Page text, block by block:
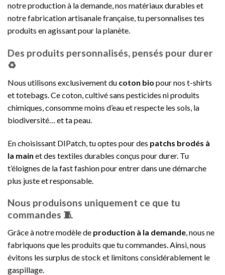
notre production à la demande, nos matériaux durables et
notre fabrication artisanale française, tu personnalises tes
produits en agissant pour la planète.
Des produits personnalisés, pensés pour durer
♻️
Nous utilisons exclusivement du coton bio pour nos t-shirts
et totebags. Ce coton, cultivé sans pesticides ni produits
chimiques, consomme moins d’eau et respecte les sols, la
biodiversité… et ta peau.
En choisissant DIPatch, tu optes pour des patchs brodés à
la main et des textiles durables conçus pour durer. Tu
t’éloignes de la fast fashion pour entrer dans une démarche
plus juste et responsable.
Nous produisons uniquement ce que tu
commandes 🧵
Grâce à notre modèle de production à la demande, nous ne
fabriquons que les produits que tu commandes. Ainsi, nous
évitons les surplus de stock et limitons considérablement le
gaspillage.